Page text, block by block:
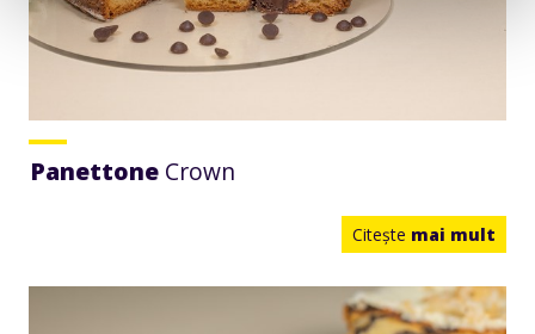
PanettoneCrown
Citeşte mai mult